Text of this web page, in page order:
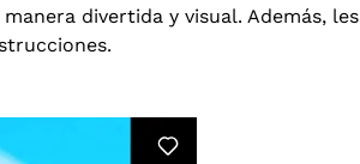
divertida y visual. Además, les